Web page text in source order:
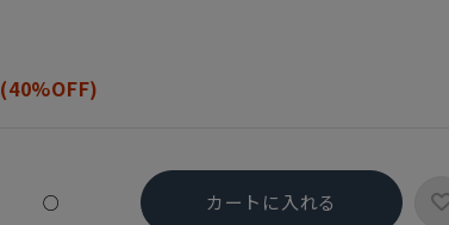
(40%OFF)
○ カートに入れる